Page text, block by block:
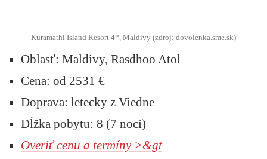
Kuramathi Island Resort 4*, Maldivy (zdroj: dovolenka.sme.sk)
Oblasť: Maldivy, Rasdhoo Atol
Cena: od 2531 €
Doprava: letecky z Viedne
Dĺžka pobytu: 8 (7 nocí)
Overiť cenu a termíny >&gt